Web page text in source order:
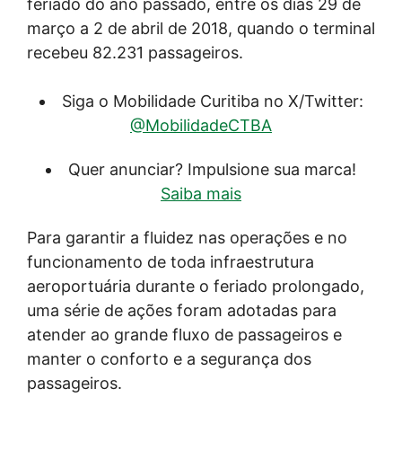
feriado do ano passado, entre os dias 29 de
março a 2 de abril de 2018, quando o terminal
recebeu 82.231 passageiros.
Siga o Mobilidade Curitiba no X/Twitter:
@MobilidadeCTBA
Quer anunciar? Impulsione sua marca!
Saiba mais
Para garantir a fluidez nas operações e no
funcionamento de toda infraestrutura
aeroportuária durante o feriado prolongado,
uma série de ações foram adotadas para
atender ao grande fluxo de passageiros e
manter o conforto e a segurança dos
passageiros.